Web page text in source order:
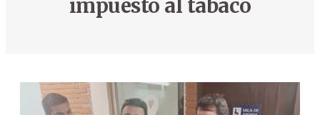
impuesto al tabaco